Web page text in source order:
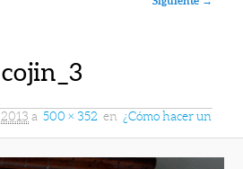
cojin_3
a 500 × 352 en ¿Cómo hacer un